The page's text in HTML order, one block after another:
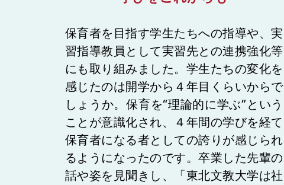
保育者を目指す学生たちへの指導や、実
習指導教員として実習先との連携強化等
にも取り組みました。学生たちの変化を
感じたのは開学から４年目くらいからで
しょうか。保育を“理論的に学ぶ”という
ことが意識化され、４年間の学びを経て
保育者になる者としての誇りが感じられ
るようになったのです。卒業した先輩の
話や姿を見聞きし、「東北文教大学は社